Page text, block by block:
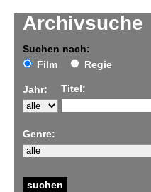
Archivsuche
Suchen nach:
Film
Regie
Jahr: Titel:
Genre: